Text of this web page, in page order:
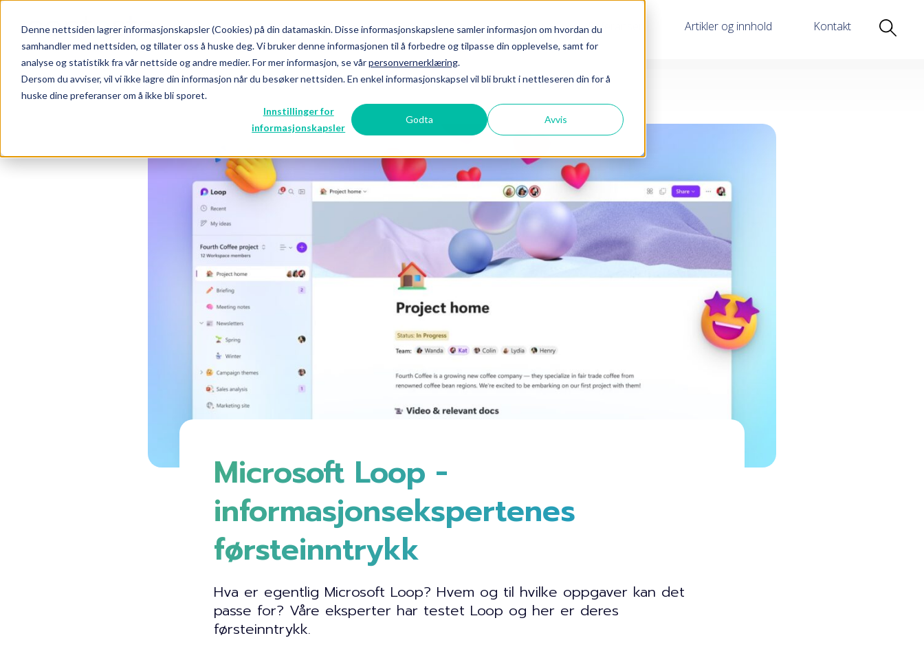
Denne nettsiden lagrer informasjonskapsler (Cookies) på din datamaskin. Disse informasjonskapslene samler informasjon om hvordan du
samhandler med nettsiden, og tillater oss å huske deg. Vi bruker denne informasjonen til å forbedre og tilpasse din opplevelse, samt for
analyse og statistikk fra vår nettside og andre medier. For mer informasjon, se vårpersonvernerklæring.
Dersom du avviser, vil vi ikke lagre din informasjon når du besøker nettsiden. En enkel informasjonskapsel vil bli brukt i nettleseren din for å
huske dine preferanser om å ikke bli sporet.
Innstillinger for
informasjonskapsler
Godta Avvis
Produkter og tjenester Om Contesto Karriere Referanser Artikler og innhold Kontakt
Microsoft Loop -
informasjonsekspertenes
førsteinntrykk
Hva er egentlig Microsoft Loop? Hvem og til hvilke oppgaver kan det
passe for? Våre eksperter har testet Loop og her er deres
førsteinntrykk.